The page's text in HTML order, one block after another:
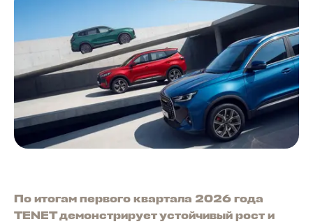
По итогам первого квартала 2026 года
TENET демонстрирует устойчивый рост и